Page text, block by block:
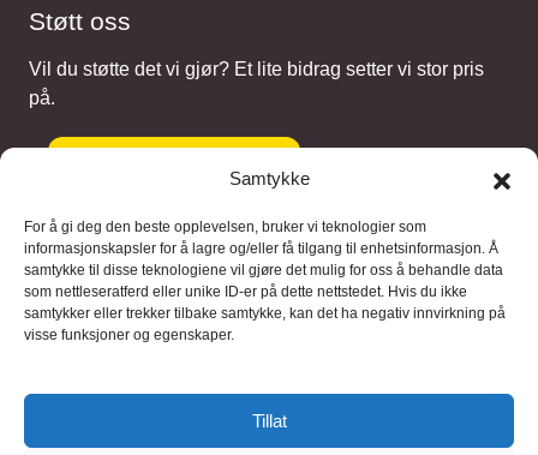
Samtykke
For å gi deg den beste opplevelsen, bruker vi teknologier som
informasjonskapsler for å lagre og/eller få tilgang til enhetsinformasjon. Å
samtykke til disse teknologiene vil gjøre det mulig for oss å behandle data
som nettleseratferd eller unike ID-er på dette nettstedet. Hvis du ikke
samtykker eller trekker tilbake samtykke, kan det ha negativ innvirkning på
visse funksjoner og egenskaper.
Tillat
Støtt oss
Vil du støtte det vi gjør? Et lite bidrag setter vi stor pris
på.
Gi et bidrag
Samarbeidspartnere
Blaaregn – digitale tjenester